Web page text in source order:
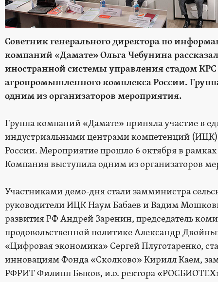
Советник генерального директора по
компаний«Дамате» Ольга Чебунина
иностранной системы управления стадом
агропромышленного комплекса России.
одним из организаторов мероприятия.
Группа компаний «Дамате» приняла участие в
индустриальными центрами компетенций
России. Мероприятие прошло 6 октября в
Компания выступила одним из организаторов
Участниками демо-дня стали замминистра
руководители ИЦК Наум Бабаев и Вадим
развития РФ Андрей Заренин, председатель
продовольственной политике Александр
«Цифровая экономика» Сергей Плуготаренко,
инновациям Фонда «Сколково» Кирилл Каем,
РФРИТ Филипп Быков, и.о. ректора